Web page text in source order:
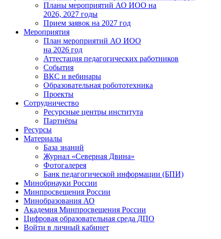
Планы мероприятий АО ИОО на
2026, 2027 годы
Прием заявок на 2027 год
Мероприятия
План мероприятий АО ИОО
на 2026 год
Аттестация педагогических работников
События
ВКС и вебинары
Образовательная робототехника
Проекты
Сотрудничество
Ресурсные центры института
Партнёры
Ресурсы
Материалы
База знаний
Журнал «Северная Двина»
Фотогалерея
Банк педагогической информации (БПИ)
Минобрнауки России
Минпросвещения России
Минобразования АО
Академия Минпросвещения России
Цифровая образовательная среда ДПО
Войти в личный кабинет